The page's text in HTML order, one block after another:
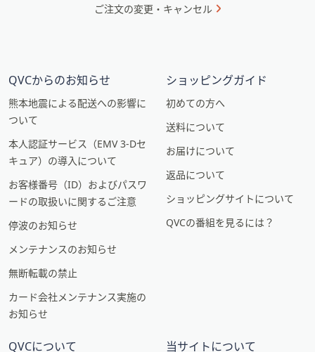
ご注文の変更・キャンセル
QVCからのお知らせ
熊本地震による配送への影響に
ついて
本人認証サービス（EMV 3-Dセ
キュア）の導入について
お客様番号（ID）およびパスワ
ードの取扱いに関するご注意
停波のお知らせ
メンテナンスのお知らせ
無断転載の禁止
カード会社メンテナンス実施の
お知らせ
ショッピングガイド
初めての方へ
送料について
お届けについて
返品について
ショッピングサイトについて
QVCの番組を見るには？
QVCについて 当サイトについて